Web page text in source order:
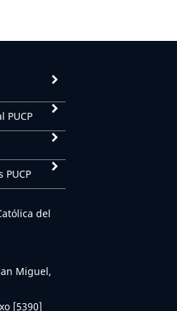
PUCP
PUCP
del
Miguel,
[5390]